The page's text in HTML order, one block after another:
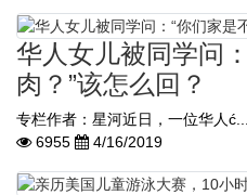
华人女儿被同学问
肉？”该怎么回？
专栏作者：星河近日，一位华人ć...
6955
4/16/2019